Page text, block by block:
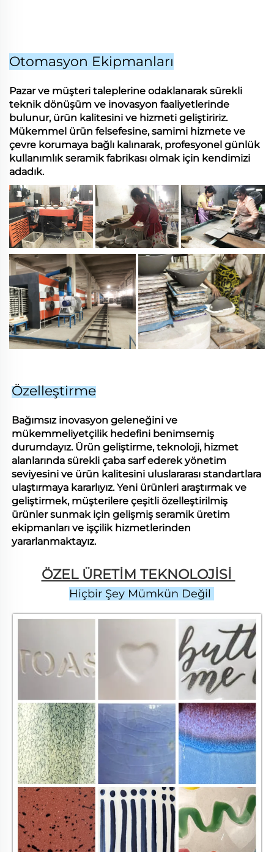
Otomasyon Ekipmanları
Pazar ve müşteri taleplerine odaklanarak sürekli
teknik dönüşüm ve inovasyon faaliyetlerinde
bulunur, ürün kalitesini ve hizmeti geliştiririz.
Mükemmel ürün felsefesine, samimi hizmete ve
çevre korumaya bağlı kalınarak, profesyonel günlük
kullanımlık seramik fabrikası olmak için kendimizi
adadık.
Özelleştirme
Bağımsız inovasyon geleneğini ve
mükemmeliyetçilik hedefini benimsemiş
durumdayız. Ürün geliştirme, teknoloji, hizmet
alanlarında sürekli çaba sarf ederek yönetim
seviyesini ve ürün kalitesini uluslararası standartlara
ulaştırmaya kararlıyız. Yeni ürünleri araştırmak ve
geliştirmek, müşterilere çeşitli özelleştirilmiş
ürünler sunmak için gelişmiş seramik üretim
ekipmanları ve işçilik hizmetlerinden
yararlanmaktayız.
ÖZEL ÜRETİM TEKNOLOJİSİ
Hiçbir Şey Mümkün Değil